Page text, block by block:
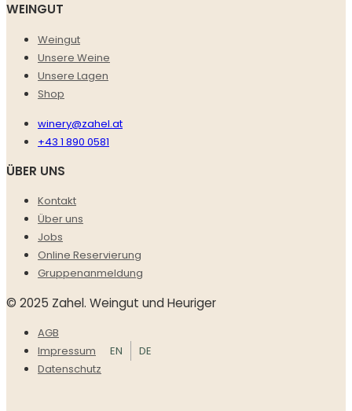
WEINGUT
Weingut
Unsere Weine
Unsere Lagen
Shop
winery@zahel.at
+43 1 890 0581
ÜBER UNS
Kontakt
Über uns
Jobs
Online Reservierung
Gruppenanmeldung
© 2025 Zahel. Weingut und Heuriger
AGB
Impressum
Datenschutz
EN DE